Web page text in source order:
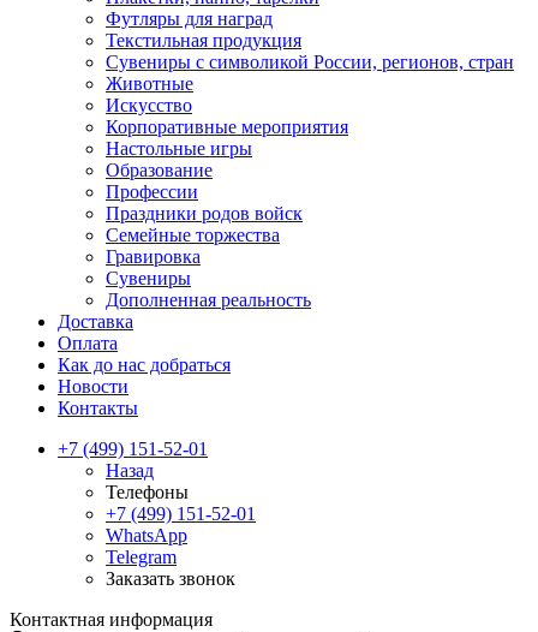
Футляры для наград
Текстильная продукция
Сувениры с символикой России, регионов, стран
Животные
Искусство
Корпоративные мероприятия
Настольные игры
Образование
Профессии
Праздники родов войск
Семейные торжества
Гравировка
Сувениры
Дополненная реальность
Доставка
Оплата
Как до нас добраться
Новости
Контакты
+7 (499) 151-52-01
Назад
Телефоны
+7 (499) 151-52-01
WhatsApp
Telegram
Заказать звонок
Контактная информация